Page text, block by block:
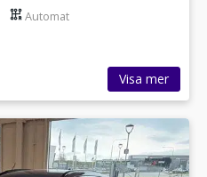
Automat
Visa mer